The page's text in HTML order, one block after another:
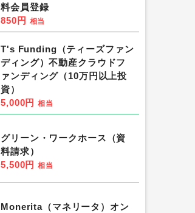
料会員登録
850円 相当
T's Funding（ティーズファン
ディング）不動産クラウドフ
ァンディング（10万円以上投
資）
5,000円 相当
グリーン・ワークホース（資
料請求）
5,500円 相当
Monerita（マネリータ）オン